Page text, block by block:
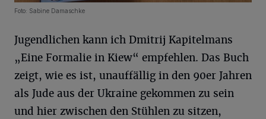
Foto: Sabine Damaschke
Jugendlichen kann ich Dmitrij Kapitelmans
„Eine Formalie in Kiew“ empfehlen. Das Buch
zeigt, wie es ist, unauffällig in den 90er Jahren
als Jude aus der Ukraine gekommen zu sein
und hier zwischen den Stühlen zu sitzen,